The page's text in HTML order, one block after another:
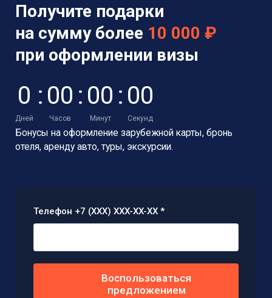
Получите подарки
на сумму более 10 000 ₽
при оформлении визы
0
Дней
: 00
Часов
: 00
Минут
: 00
Секунд
Бонусы на оформление зарубежной карты, бронь
отеля, аренду авто, туры, экскурсии.
Телефон +7 (XXX) XXX-XX-XX *
Воспользоваться
предложением